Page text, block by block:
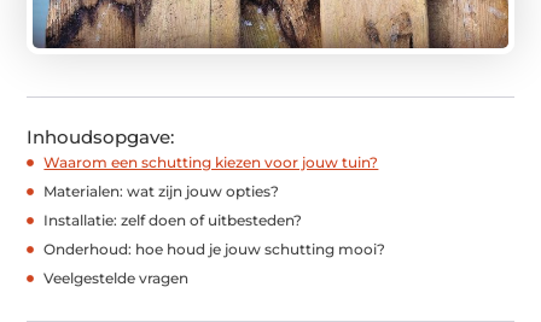
Inhoudsopgave:
Waarom een schutting kiezen voor jouw tuin?
Materialen: wat zijn jouw opties?
Installatie: zelf doen of uitbesteden?
Onderhoud: hoe houd je jouw schutting mooi?
Veelgestelde vragen